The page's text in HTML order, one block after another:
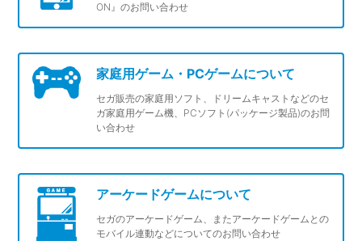
ON』のお問い合わせ
家庭用ゲーム・PCゲームについて
セガ販売の家庭用ソフト、ドリームキャストなどのセ
ガ家庭用ゲーム機、PCソフト(パッケージ製品)のお問
い合わせ
アーケードゲームについて
セガのアーケードゲーム、またアーケードゲームとの
モバイル連動などについてのお問い合わせ